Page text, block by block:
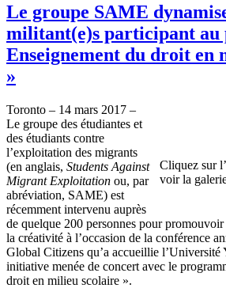
Le groupe SAME
militant(e)s participant au
Enseignement du droit en
»
Cliquez sur
voir la
Toronto – 14 mars 2017 –
Le groupe des étudiantes et
des étudiants contre
l’exploitation des migrants
(en anglais, Students Against
Migrant Exploitation ou, par
abréviation, SAME) est
récemment intervenu auprès
de quelque 200 personnes pour
la créativité à l’occasion de la conférence
Global Citizens qu’a accueillie l’Université
initiative menée de concert avec le
droit en milieu scolaire ».